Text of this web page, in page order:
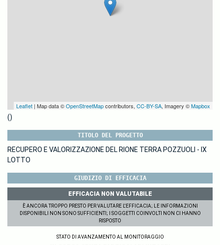
Leaflet | Map data ©OpenStreetMapcontributors, CC-BY-SA, Imagery ©Mapbox
()
TITOLO DEL PROGETTO
RECUPERO E VALORIZZAZIONE DEL RIONE TERRA POZZUOLI - IX
LOTTO
GIUDIZIO DI EFFICACIA
EFFICACIA NON VALUTABILE
È ANCORA TROPPO PRESTO PER VALUTARE L'EFFICACIA; LE INFORMAZIONI
DISPONIBILI NON SONO SUFFICIENTI; I SOGGETTI COINVOLTI NON CI HANNO
RISPOSTO
STATO DI AVANZAMENTO AL MONITORAGGIO